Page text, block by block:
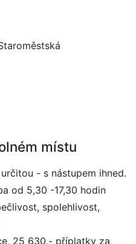
místu
- s nástupem ihned.
od 5,30 -17,30 hodin
spolehlivost,
25 630,- příplatky za